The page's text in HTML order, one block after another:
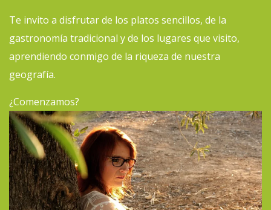
Te invito a disfrutar de los platos sencillos, de la
gastronomía tradicional y de los lugares que visito,
aprendiendo conmigo de la riqueza de nuestra
geografía.
¿Comenzamos?